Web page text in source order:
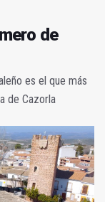
de
es el que más
de Cazorla